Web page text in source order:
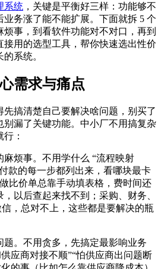
系统 ，关键是平衡好三样：功能够不
务涨了能不能扩展。下面就拆 5 个
事，到看软件功能对不对口，再到
用的选型工具，帮你快速选出性价
系统。
需求与痛点
搞清楚自己要解决啥问题，别买了
别漏了关键功能。中小厂不用搞复杂
：
烦事。不用学什么 “流程映射
款的每一步都列出来，看哪块最卡
比价单总靠手动填表格，费时间还
以后查起来找不到；采购、财务、
，总对不上，这些都是要解决的瓶
。不用贪多，先搞定最影响业务
应商对接不顺”“怕供应商出问题断